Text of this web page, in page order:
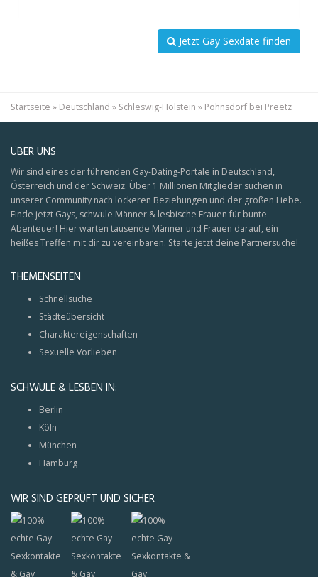
Jetzt Gay Sexdate finden
Startseite » Deutschland » Schleswig-Holstein » Pohnsdorf bei Preetz
ÜBER UNS
Wir sind eines der führenden Gay-Dating-Portale in Deutschland,
Österreich und der Schweiz. Über 1 Millionen Mitglieder suchen in
unserer Community nach lockeren Beziehungen und der großen Liebe.
Finde jetzt Gays, schwule Männer & lesbische Frauen für bunte
Abenteuer! Hier warten tausende Männer und Frauen darauf, ein
heißes Treffen mit dir zu vereinbaren. Starte jetzt deine Partnersuche!
THEMENSEITEN
Schnellsuche
Städteübersicht
Charaktereigenschaften
Sexuelle Vorlieben
SCHWULE & LESBEN IN:
Berlin
Köln
München
Hamburg
WIR SIND GEPRÜFT UND SICHER